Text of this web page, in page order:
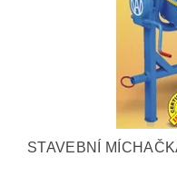
STAVEBNÍ